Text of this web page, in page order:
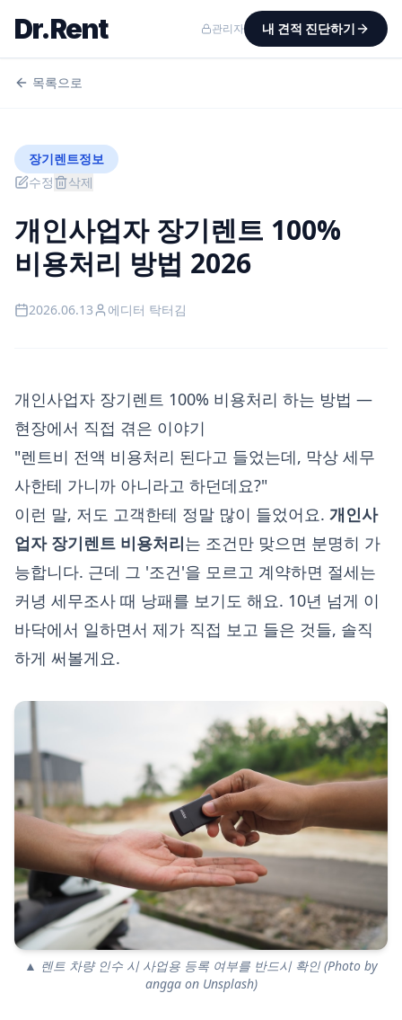
Dr.Rent 관리자 내 견적 진단하기
목록으로
장기렌트정보
수정
삭제
개인사업자 장기렌트 100%
비용처리 방법 2026
2026.06.13 에디터 탁터김
개인사업자 장기렌트 100% 비용처리 하는 방법 —
현장에서 직접 겪은 이야기
"렌트비 전액 비용처리 된다고 들었는데, 막상 세무
사한테 가니까 아니라고 하던데요?"
이런 말, 저도 고객한테 정말 많이 들었어요. 개인사
업자 장기렌트 비용처리는 조건만 맞으면 분명히 가
능합니다. 근데 그 '조건'을 모르고 계약하면 절세는
커녕 세무조사 때 낭패를 보기도 해요. 10년 넘게 이
바닥에서 일하면서 제가 직접 보고 들은 것들, 솔직
하게 써볼게요.
▲ 렌트 차량 인수 시 사업용 등록 여부를 반드시 확인 (Photo by
angga on Unsplash)